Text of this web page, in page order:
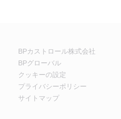
BPカストロール株式会社
BPグローバル
クッキーの設定
プライバシーポリシー
サイトマップ